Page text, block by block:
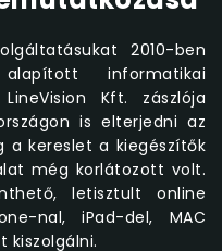
2010-ben
informatikai
Kft. zászlója
is elterjedni az
a kereslet a kiegészítők
még korlátozott volt.
letisztult online
nal, iPad-del, MAC
kiszolgálni.